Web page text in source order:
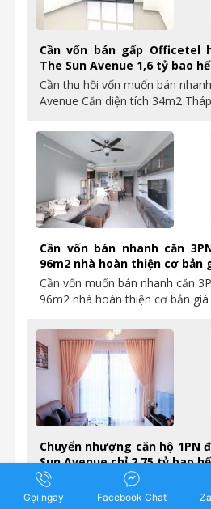
Cần vốn bán gấp Officetel
The Sun Avenue 1,6 tỷ bao
Cần thu hồi vốn muốn bán
Avenue Căn diện tích 34m2
Cần vốn bán nhanh căn
96m2 nhà hoàn thiện cơ bản
Cần vốn muốn bán nhanh căn
96m2 nhà hoàn thiện cơ bản
Chuyển nhượng căn hộ 1PN
Sun Avenue chỉ 2.75 tỷ bao
Chuyển nhượng căn hộ 1PN đã
nội thất The Sun Avenue-quận
Gọi ngay Facebook Chat